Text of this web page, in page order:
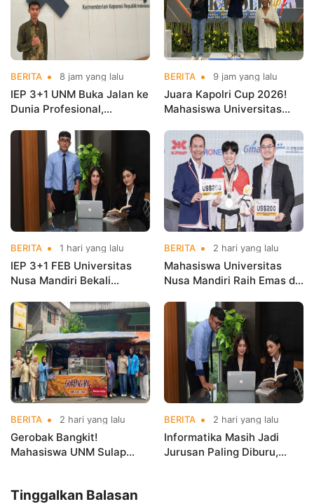
BERITA 8 jam yang lalu
IEP 3+1 UNM Buka Jalan ke
Dunia Profesional,
Kementerian Koperasi
BERITA 9 jam yang lalu
Juara Kapolri Cup 2026!
Mahasiswa Universitas
Nama Kampus di Kejurnas
Taekwondo
BERITA 1 hari yang lalu
IEP 3+1 FEB Universitas
Nusa Mandiri Bekali
Kerja Sebelum Lulus
BERITA 2 hari yang lalu
Mahasiswa Universitas
Nusa Mandiri Raih Emas di
Indonesia Open
Championships 2026
BERITA 2 hari yang lalu
Gerobak Bangkit!
Mahasiswa UNM Sulap
BERITA 2 hari yang lalu
Informatika Masih Jadi
Jurusan Paling Diburu,
Tinggalkan Balasan